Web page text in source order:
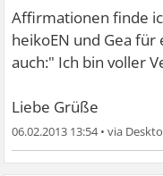
Affirmationen finde
heikoEN und Gea
auch:" Ich bin voller
Liebe Grüße
06.02.2013 13:54•